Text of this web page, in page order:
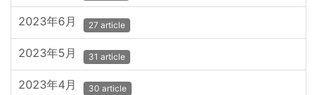
2023年6月 27 article
2023年5月 31 article
2023年4月 30 article